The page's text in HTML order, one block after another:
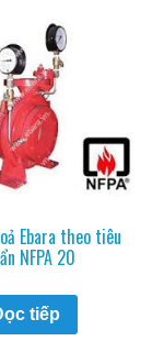
Ebara theo tiêu
NFPA 20
tiếp